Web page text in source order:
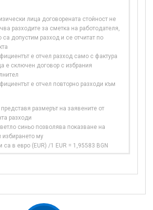
лица договорената стойност не
разходите за сметка на работодателя,
са допустим разход и се отчитат по
е отчел разход само с фактура
е сключен договор с избрания
е отчел повторно разходи към
размерът на заявените от
разходи
синьо позволява показване на
избирането му
са в евро (EUR) /1 EUR = 1,95583 BGN